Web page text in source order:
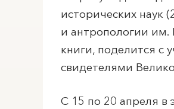
исторических наук
и антропологии
книги, поделится с
свидетелями
С 15 по 20 апреля в